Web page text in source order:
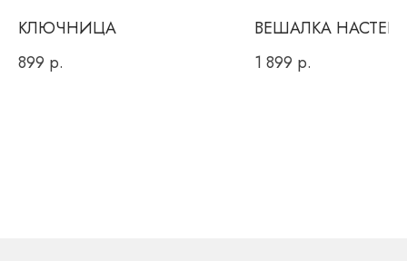
КЛЮЧНИЦА
899 р.
ВЕШАЛКА
1 899 р.